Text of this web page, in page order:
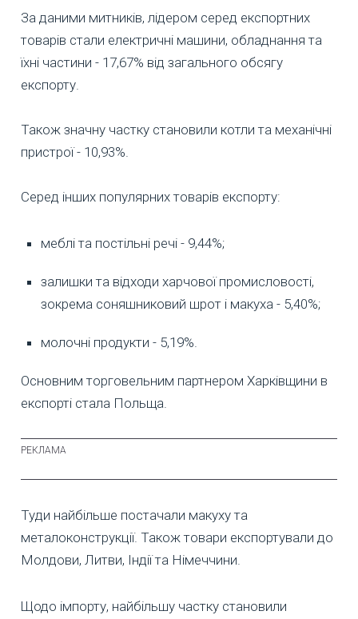
За даними митників, лідером серед експортних
товарів стали електричні машини, обладнання та
їхні частини - 17,67% від загального обсягу
експорту.
Також значну частку становили котли та механічні
пристрої - 10,93%.
Серед інших популярних товарів експорту:
меблі та постільні речі - 9,44%;
залишки та відходи харчової промисловості,
зокрема соняшниковий шрот і макуха - 5,40%;
молочні продукти - 5,19%.
Основним торговельним партнером Харківщини в
експорті стала Польща.
Туди найбільше постачали макуху та
металоконструкції. Також товари експортували до
Молдови, Литви, Індії та Німеччини.
Щодо імпорту, найбільшу частку становили